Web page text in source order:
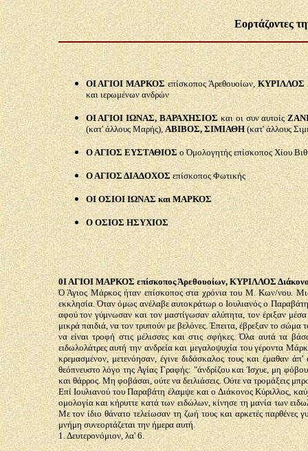
Εορτάζοντες
ΟΙ ΑΓΙΟΙ ΜΑΡΚΟΣεπίσκοπος Άρεθουοίων,ΚΥΡΙΛΛΟΣ
και ιερωμένων ανδρών
ΟΙ ΑΓΙΟΙ ΙΩΝΑΣ, ΒΑΡΑΧΗΣΙΟΣκαι οι συν αυτοίς
(κατ' άλλους Μαρής),ΑΒΙΒΟΣ, ΣΙΜΙΑΘΗ(κατ' άλλους
Ο ΑΓΙΟΣ ΕΥΣΤΑΘΙΟΣο Όμολογητής επίσκοπος Χίου
Ο ΑΓΙΟΣ ΔΙΑΔΟΧΟΣεπίσκοπος Φωτικής
ΟΙ ΟΣΙΟΙ ΙΩΝΑΣ και ΜΑΡΚΟΣ
Ο ΟΣΙΟΣ ΗΣΥΧΙΟΣ
0Ι ΑΓΙΟΙ ΜΑΡΚΟΣ επίσκοπος Άρεθουοίων, ΚΥΡΙΛΛΟΣ
Ό Άγιος Μάρκος ήταν επίσκοπος στα χρόνια του Μ. Κων/νου.
εκκλησία. Όταν όμως ανέλαβε αυτοκράτωρ ο Ιουλιανός ο
αφού τον γύμνωσαν και τον μαστίγωσαν αλύπητα, τον έριξαν
μικρά παιδιά, να τον τρυπούν με βελόνες. Έπειτα, έβρεξαν το
να είναι τροφή στις μέλισσες και στις σφήκες. Όλα αυτά τα
ειδωλολάτρες αυτή την ανδρεία και μεγαλοψυχία του γέροντα
κρεμασμένον, μετενόησαν, έγινε διδάσκαλος τους και έμαθαν
θεόπνευστο λόγο της Αγίας Γραφής: "άνδρίζου και Ίσχυε, μη
και θάρρος. Μη φοβάσαι, ούτε να δειλιάσεις. Ούτε να τρομάξεις
Επί Ιουλιανού του Παραβάτη έλαμψε και ο Διάκονος Κύριλλος,
ομολογία και κήρυττε κατά των ειδώλων, κίνησε τη μανία των
Με τον ίδιο θάνατο τελείωσαν τη ζωή τους και αρκετές
μνήμη συνεορτάζεται την ήμερα αυτή.
1. Δευτερονόμιον, λα' 6.